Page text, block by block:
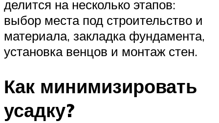
делится на несколько этапов:
выбор места под строительство и
материала, закладка фундамента,
установка венцов и монтаж стен.
Как минимизировать
усадку?